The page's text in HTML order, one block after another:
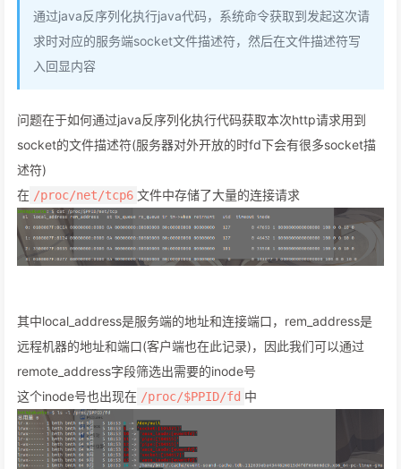
通过java反序列化执行java代码，系统命令获取到发起这次请
求时对应的服务端socket文件描述符，然后在文件描述符写
入回显内容
问题在于如何通过java反序列化执行代码获取本次http请求用到
socket的文件描述符(服务器对外开放的时fd下会有很多socket描
述符)
在 /proc/net/tcp6 文件中存储了大量的连接请求
其中local_address是服务端的地址和连接端口，rem_address是
远程机器的地址和端口(客户端也在此记录)，因此我们可以通过
remote_address字段筛选出需要的inode号
这个inode号也出现在 /proc/$PPID/fd 中